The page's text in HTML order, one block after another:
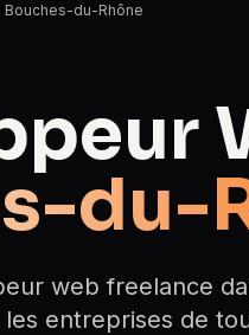
Bouches-du-Rhône
du-
web freelance
les entreprises de